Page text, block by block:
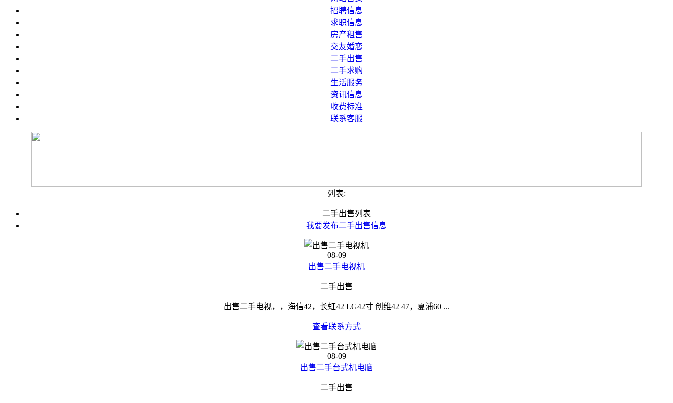
招聘信息
求职信息
房产租售
交友婚恋
二手出售
二手求购
生活服务
资讯信息
收费标准
联系客服
列表:
二手出售列表
我要发布二手出售信息
08-09
出售二手电视机
二手出售
出售二手电视，，海信42，长虹42 LG42寸 创维42 47，夏浦60 ...
查看联系方式
08-09
出售二手台式机电脑
二手出售